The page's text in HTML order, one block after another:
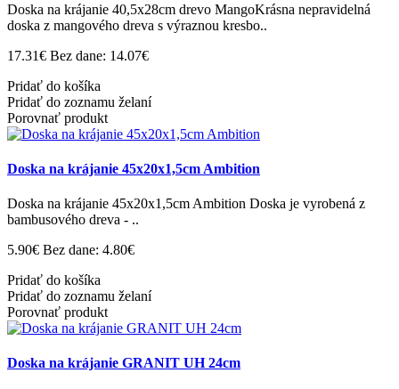
Doska na krájanie 40,5x28cm drevo MangoKrásna nepravidelná
doska z mangového dreva s výraznou kresbo..
17.31€ Bez dane: 14.07€
Pridať do košíka
Pridať do zoznamu želaní
Porovnať produkt
Doska na krájanie 45x20x1,5cm Ambition
Doska na krájanie 45x20x1,5cm Ambition Doska je vyrobená z
bambusového dreva - ..
5.90€ Bez dane: 4.80€
Pridať do košíka
Pridať do zoznamu želaní
Porovnať produkt
Doska na krájanie GRANIT UH 24cm